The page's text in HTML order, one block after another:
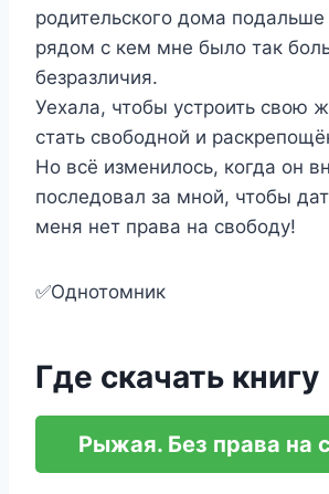
родительского дома подальше
рядом с кем мне было так
безразличия.
Уехала, чтобы устроить свою
стать свободной и
Но всё изменилось, когда он
последовал за мной, чтобы
меня нет права на свободу!
✅Однотомник
Где скачать книгу
Рыжая. Без права на